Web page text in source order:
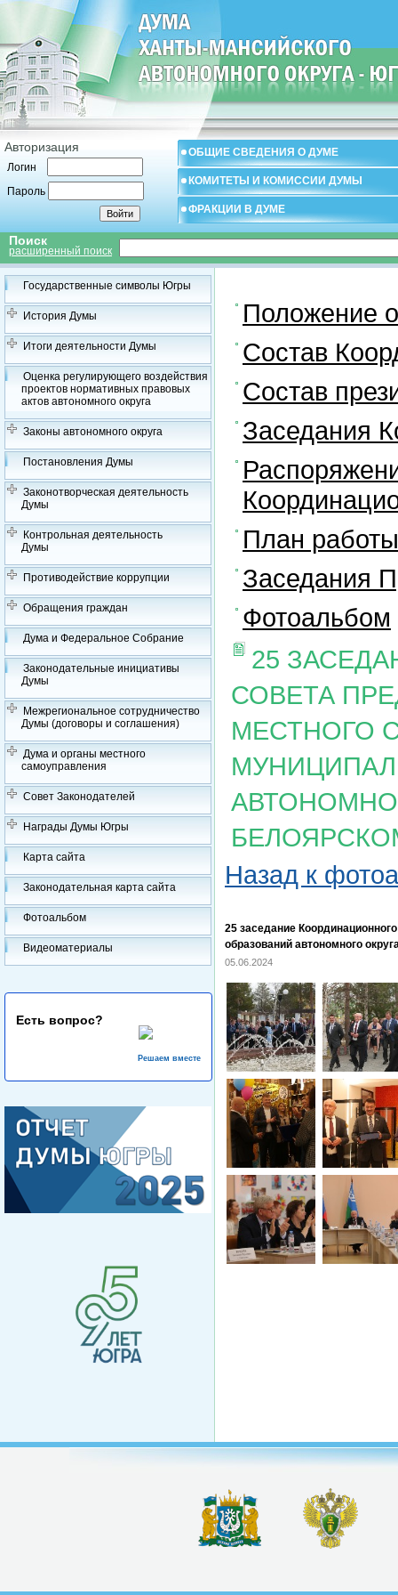
Авторизация
Логин
Пароль
ОБЩИЕ СВЕДЕНИЯ О ДУМЕ
КОМИТЕТЫ И КОМИССИИ ДУМЫ
ФРАКЦИИ В ДУМЕ
Поиск
расширенный поиск
Государственные символы Югры
История Думы
Итоги деятельности Думы
Оценка регулирующего воздействия
проектов нормативных правовых
актов автономного округа
Законы автономного округа
Постановления Думы
Законотворческая деятельность
Думы
Контрольная деятельность
Думы
Противодействие коррупции
Обращения граждан
Дума и Федеральное Собрание
Законодательные инициативы
Думы
Межрегиональное сотрудничество
Думы (договоры и соглашения)
Дума и органы местного
самоуправления
Совет Законодателей
Награды Думы Югры
Карта сайта
Законодательная карта сайта
Фотоальбом
Видеоматериалы
Есть вопрос?
Решаем вместе
Положение
Состав
Состав
Заседания
План
Заседания
Фотоальбом
25
СОВЕТА
МЕСТНОГО
Назад к
25 заседание
образований автономного
05.06.2024